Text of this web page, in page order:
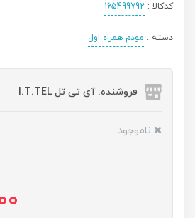
کدکالا : 165499792
دسته : مودم همراه اول
فروشنده: آی تی تل I.T.TEL
ناموجود